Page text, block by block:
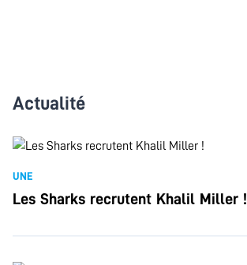
Actualité
UNE
Les Sharks recrutent Khalil Miller !